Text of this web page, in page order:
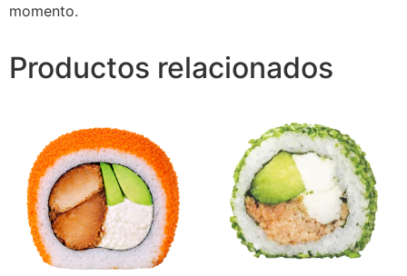
momento.
Productos relacionados